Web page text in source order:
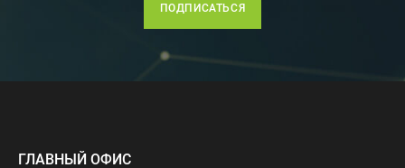
ПОДПИСАТЬСЯ
ГЛАВНЫЙ ОФИС